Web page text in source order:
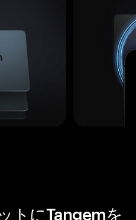
トにTangemを